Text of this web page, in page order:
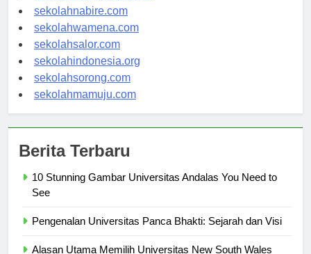
sekolahmanokwari.com
sekolahnabire.com
sekolahwamena.com
sekolahsalor.com
sekolahindonesia.org
sekolahsorong.com
10 Stunning Gambar Universitas Andalas You Need to